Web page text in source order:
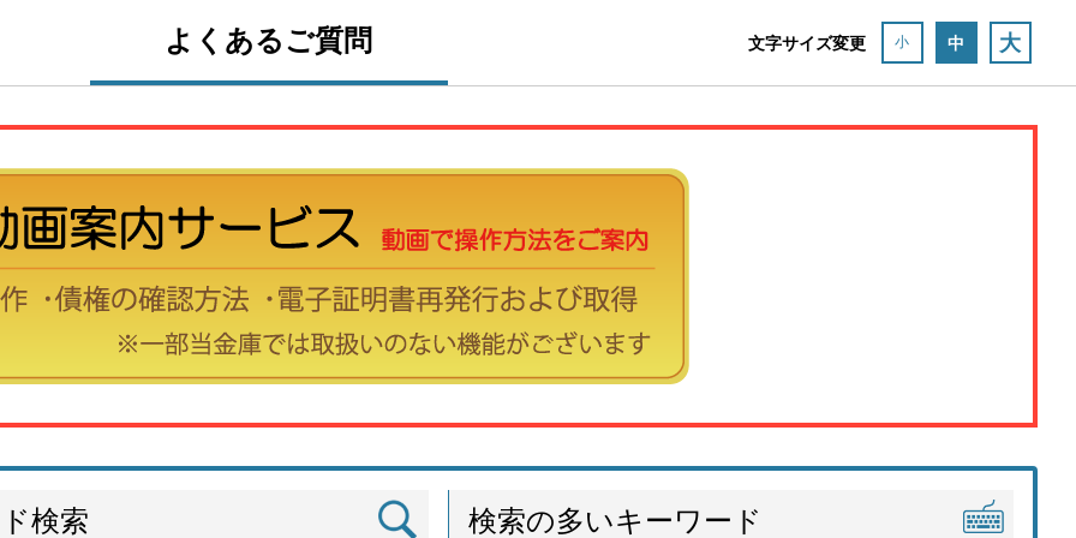
よくあるご質問 文字サイズ変更 小 中 大
検索 検索の多いキーワード